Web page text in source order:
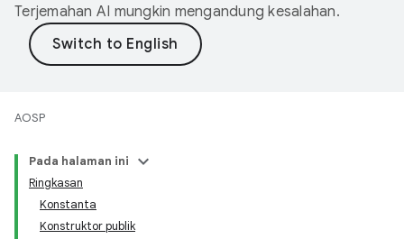
Terjemahan AI mungkin mengandung kesalahan.
AOSP
Pada halaman ini
Ringkasan
Konstanta
Konstruktor publik